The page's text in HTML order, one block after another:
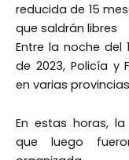
reducida de 15
que saldrán libres
Entre la noche del
de 2023, Policía y
en varias
En estas horas,
que luego